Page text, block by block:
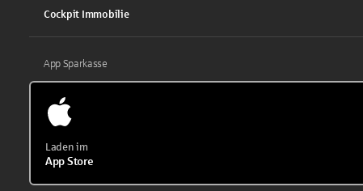
Cockpit Immobilie
App Sparkasse
Laden im
App Store